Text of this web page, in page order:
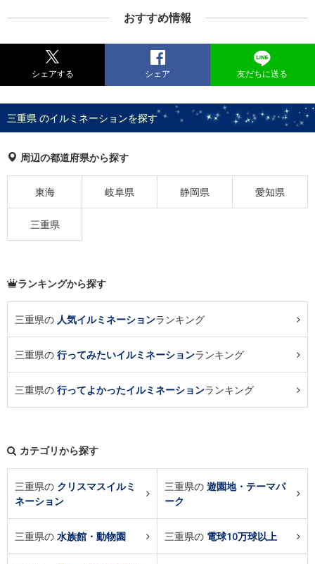
おすすめ情報
シェアする シェア 友だちに送る
三重県 のイルミネーションを探す
周辺の都道府県から探す
東海 岐阜県 静岡県 愛知県
三重県
ランキングから探す
三重県の 人気イルミネーションランキング
三重県の 行ってみたいイルミネーションランキング
三重県の 行ってよかったイルミネーションランキング
カテゴリから探す
三重県の クリスマスイルミ
ネーション
三重県の 遊園地・テーマパ
ーク
三重県の 水族館・動物園 三重県の 電球10万球以上